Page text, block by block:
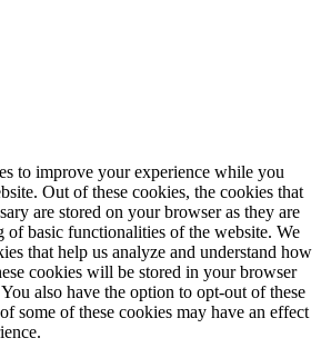
to improve your experience while you
Out of these cookies, the cookies that
are stored on your browser as they are
of basic functionalities of the website. We
that help us analyze and understand how
cookies will be stored in your browser
also have the option to opt-out of these
some of these cookies may have an effect